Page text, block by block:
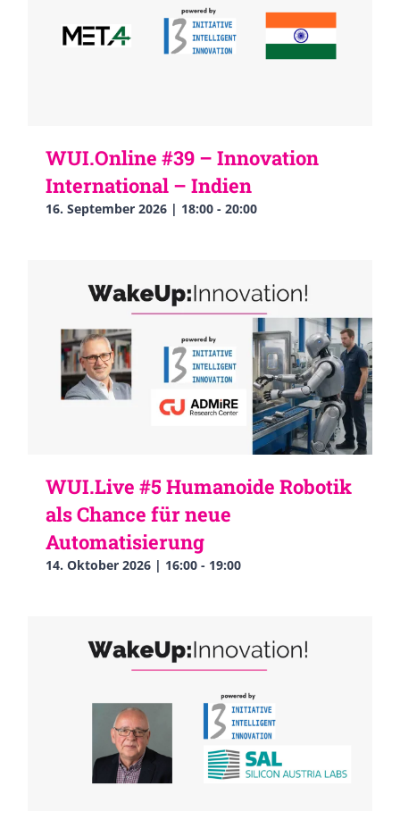
WUI.Online #39 – Innovation
International – Indien
16. September 2026 | 18:00 - 20:00
WUI.Live #5 Humanoide Robotik
als Chance für neue
Automatisierung
14. Oktober 2026 | 16:00 - 19:00